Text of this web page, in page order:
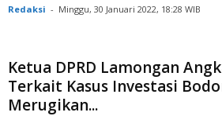
Redaksi - Minggu, 30 Januari 2022, 18:28 WIB
Ketua DPRD Lamongan
Terkait Kasus Investasi
Merugikan...